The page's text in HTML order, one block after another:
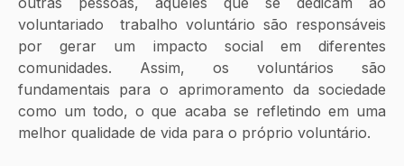
voluntariado  trabalho voluntário são responsáveis
por gerar um impacto social em diferentes
comunidades. Assim, os voluntários são
fundamentais para o aprimoramento da sociedade
como um todo, o que acaba se refletindo em uma
melhor qualidade de vida para o próprio voluntário.